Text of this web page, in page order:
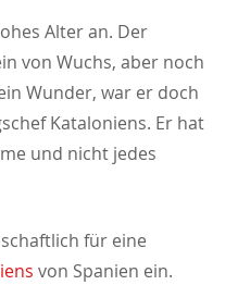
Alter an. Der
von Wuchs, aber noch
Wunder, war er doch
Kataloniens. Er hat
und nicht jedes
für eine
von Spanien ein.